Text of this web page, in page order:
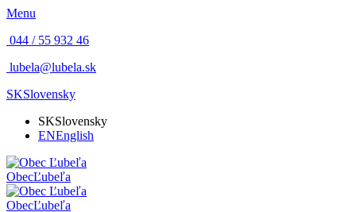
Menu
044 / 55 932 46
lubela@lubela.sk
SKSlovensky
SKSlovensky
ENEnglish
ObecĽubeľa
ObecĽubeľa